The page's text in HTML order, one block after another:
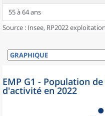
55 à 64 ans
Source : Insee, RP2022
EMP G1 - Population
d'activité en 2022